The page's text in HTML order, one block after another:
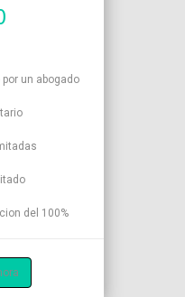
un abogado
del 100%